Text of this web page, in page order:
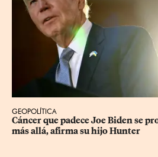
GEOPOLÍTICA
Cáncer que padece Joe Biden se
más allá, afirma su hijo Hunter